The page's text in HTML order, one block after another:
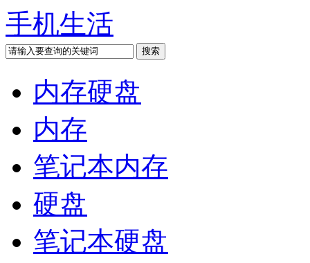
手机生活
内存硬盘
内存
笔记本内存
硬盘
笔记本硬盘